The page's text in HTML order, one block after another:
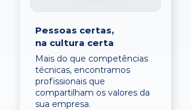
Pessoas certas,
na cultura certa
Mais do que competências
técnicas, encontramos
profissionais que
compartilham os valores da
sua empresa.